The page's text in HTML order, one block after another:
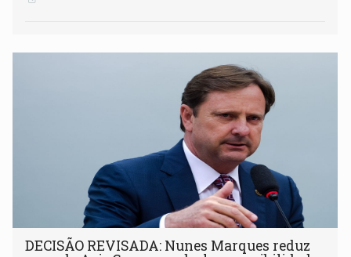
DECISÃO REVISADA: Nunes Marques reduz